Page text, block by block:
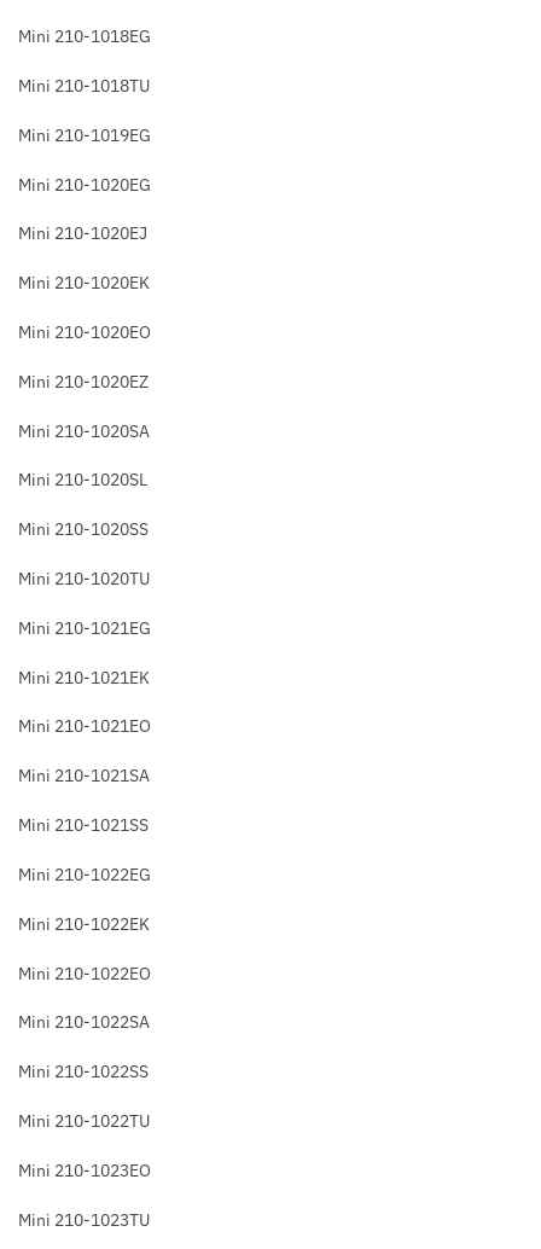
Mini 210-1018EG
Mini 210-1018TU
Mini 210-1019EG
Mini 210-1020EG
Mini 210-1020EJ
Mini 210-1020EK
Mini 210-1020EO
Mini 210-1020EZ
Mini 210-1020SA
Mini 210-1020SL
Mini 210-1020SS
Mini 210-1020TU
Mini 210-1021EG
Mini 210-1021EK
Mini 210-1021EO
Mini 210-1021SA
Mini 210-1021SS
Mini 210-1022EG
Mini 210-1022EK
Mini 210-1022EO
Mini 210-1022SA
Mini 210-1022SS
Mini 210-1022TU
Mini 210-1023EO
Mini 210-1023TU